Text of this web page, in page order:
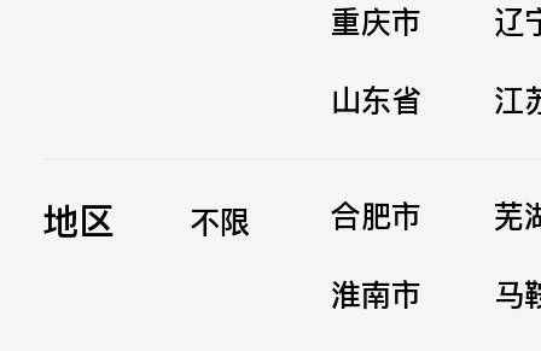
重庆市
辽
山东省
江
地区 不限 合肥市
芜
淮南市
马